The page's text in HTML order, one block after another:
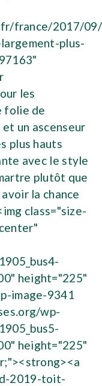
france/2017/
plus-
les
folie de
un ascenseur
plus hauts
avec le style
plutôt que
la chance
class="size-
height="225"
image-9341
wp-
height="225"
2019-toit-